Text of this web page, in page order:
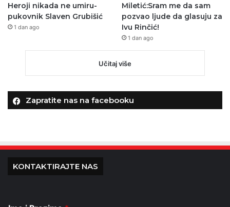
Heroji nikada ne umiru-
pukovnik Slaven Grubišić
1 dan ago
Miletić:Sram me da sam
pozvao ljude da glasuju za
Ivu Rinčić!
1 dan ago
Učitaj više
Zapratite nas na facebooku
KONTAKTIRAJTE NAS